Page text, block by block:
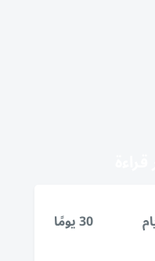
30 يومًا